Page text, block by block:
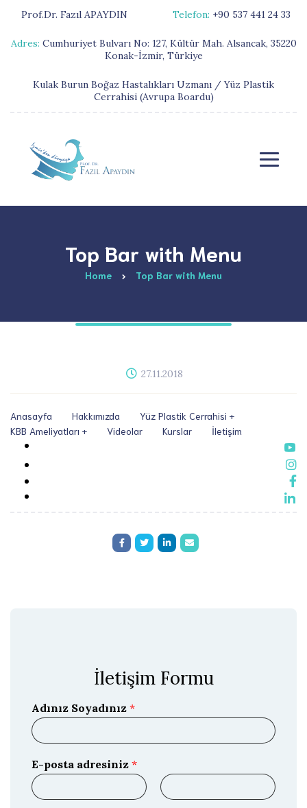
Prof.Dr. Fazıl APAYDIN Telefon: +90 537 441 24 33
Adres: Cumhuriyet Bulvarı No: 127, Kültür Mah. Alsancak, 35220
Konak-İzmir, Türkiye
Kulak Burun Boğaz Hastalıkları Uzmanı / Yüz Plastik
Cerrahisi (Avrupa Boardu)
Top Bar with Menu
Home Top Bar with Menu
27.11.2018
Anasayfa Hakkımızda
Yüz Plastik Cerrahisi
KBB Ameliyatları
Videolar Kurslar İletişim
İletişim Formu
Adınız Soyadınız *
E-posta adresiniz *